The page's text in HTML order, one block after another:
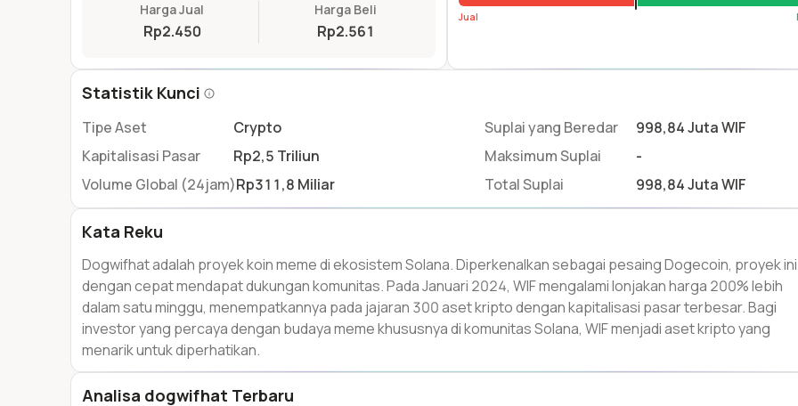
Harga Jual
Rp2.450
Harga Beli
Rp2.561
Jual
Statistik Kunci
Tipe Aset
Crypto
Kapitalisasi Pasar
Rp2,5 Triliun
Volume Global (24jam)Rp311,8 Miliar
Suplai yang Beredar
998,84 Juta WIF
Maksimum Suplai
-
Total Suplai
998,84 Juta WIF
Kata Reku
Dogwifhat adalah proyek koin meme di ekosistem Solana. Diperkenalkan sebagai pesaing Dogecoin, proyek ini
dengan cepat mendapat dukungan komunitas. Pada Januari 2024, WIF mengalami lonjakan harga 200% lebih
dalam satu minggu, menempatkannya pada jajaran 300 aset kripto dengan kapitalisasi pasar terbesar. Bagi
investor yang percaya dengan budaya meme khususnya di komunitas Solana, WIF menjadi aset kripto yang
menarik untuk diperhatikan.
Analisa dogwifhat Terbaru